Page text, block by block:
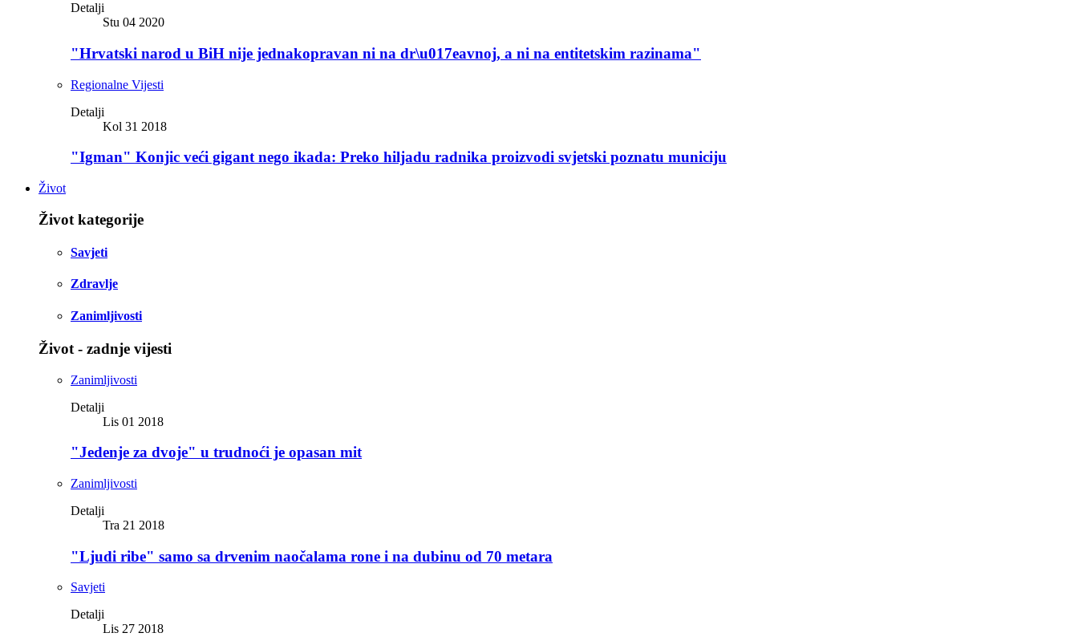
Detalji
Stu 04 2020
"Hrvatski narod u BiH nije jednakopravan ni na dr\u017eavnoj, a ni na entitetskim razinama"
Regionalne Vijesti
Detalji
Kol 31 2018
"Igman" Konjic veći gigant nego ikada: Preko hiljadu radnika proizvodi svjetski poznatu municiju
Život
Život kategorije
Savjeti
Zdravlje
Zanimljivosti
Život - zadnje vijesti
Zanimljivosti
Detalji
Lis 01 2018
"Jedenje za dvoje" u trudnoći je opasan mit
Zanimljivosti
Detalji
Tra 21 2018
"Ljudi ribe" samo sa drvenim naočalama rone i na dubinu od 70 metara
Savjeti
Detalji
Lis 27 2018